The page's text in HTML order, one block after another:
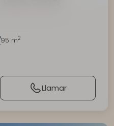
95 m2
Llamar